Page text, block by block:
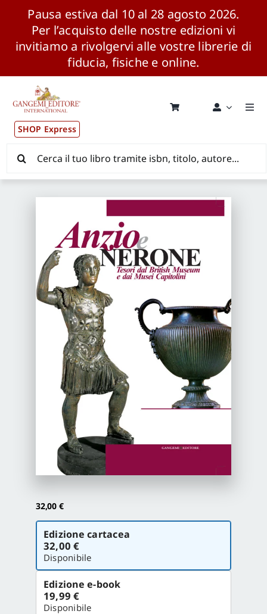
Pausa estiva dal 10 al 28 agosto 2026.
Per l’acquisto delle nostre edizioni vi
invitiamo a rivolgervi alle vostre librerie di
fiducia, fisiche e online.
contenuto
SHOP Express
Pubblicazioni
News ed Eventi
Distribuzione Wolrdwide
CONSIP / MEPA / ANVUR / CINECA
Newsletter
Proposte di pubblicazione
Gangemi Editore
Newsletter
per:
32,00 €
Scegli
versione
Edizione cartacea
32,00 €
Disponibile
Edizione e-book
19,99 €
Disponibile